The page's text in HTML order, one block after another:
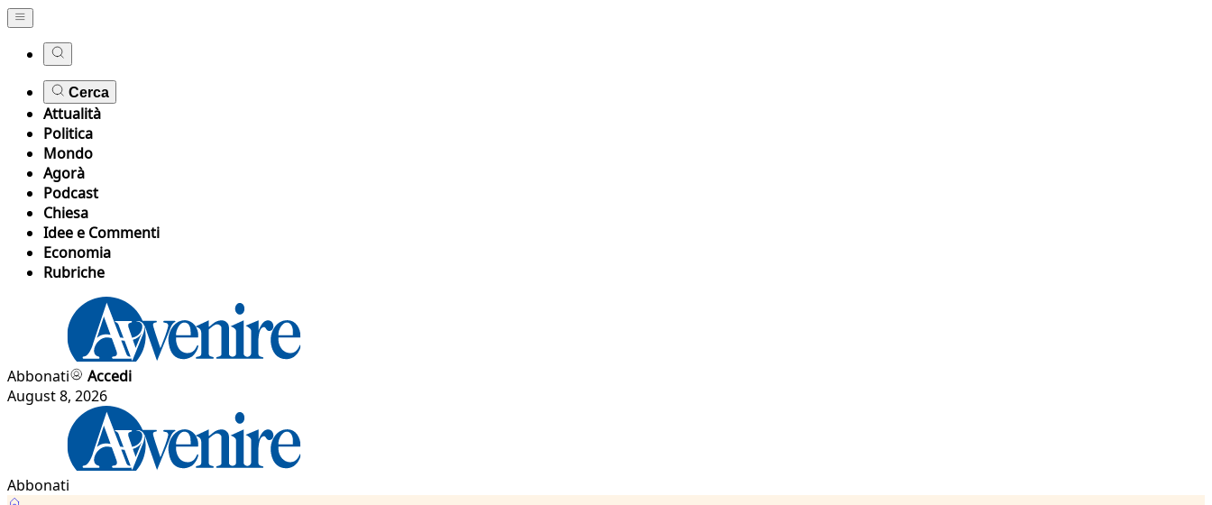
Cerca
Attualità
Politica
Mondo
Agorà
Podcast
Chiesa
Idee e Commenti
Economia
Rubriche
Abbonati
Accedi
August 8, 2026
Abbonati